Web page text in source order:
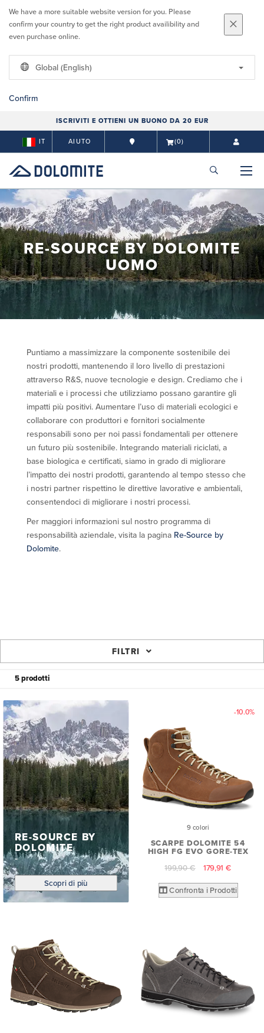
We have a more suitable website version for you. Please
confirm your country to get the right product availibility and
even purchase online.
Global (English)
Confirm
ISCRIVITI E OTTIENI UN BUONO DA 20 EUR
IT AIUTO (0)
RE-SOURCE BY DOLOMITE
UOMO
Puntiamo a massimizzare la componente sostenibile dei
nostri prodotti, mantenendo il loro livello di prestazioni
attraverso R&S, nuove tecnologie e design. Crediamo che i
materiali e i processi che utilizziamo possano garantire gli
impatti più positivi. Aumentare l’uso di materiali ecologici e
collaborare con produttori e fornitori socialmente
responsabili sono per noi passi fondamentali per ottenere
un futuro più sostenibile. Integrando materiali riciclati, a
base biologica e certificati, siamo in grado di migliorare
l’impatto dei nostri prodotti, garantendo al tempo stesso che
i nostri partner rispettino le direttive lavorative e ambientali,
consentendoci di migliorare i nostri processi.
Per maggiori informazioni sul nostro programma di
responsabilità aziendale, visita la pagina Re-Source by
Dolomite.
FILTRI
5 prodotti
RE-SOURCE BY
DOLOMITE
Scopri di più
-10.0%
9 colori
SCARPE DOLOMITE 54
HIGH FG EVO GORE-TEX
199,90 €
179,91 €
Confronta i Prodotti